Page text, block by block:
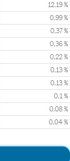
12,19 %
0,99 %
0,37 %
0,36 %
0,22 %
0,13 %
0,13 %
0,1 %
0,08 %
0,04 %